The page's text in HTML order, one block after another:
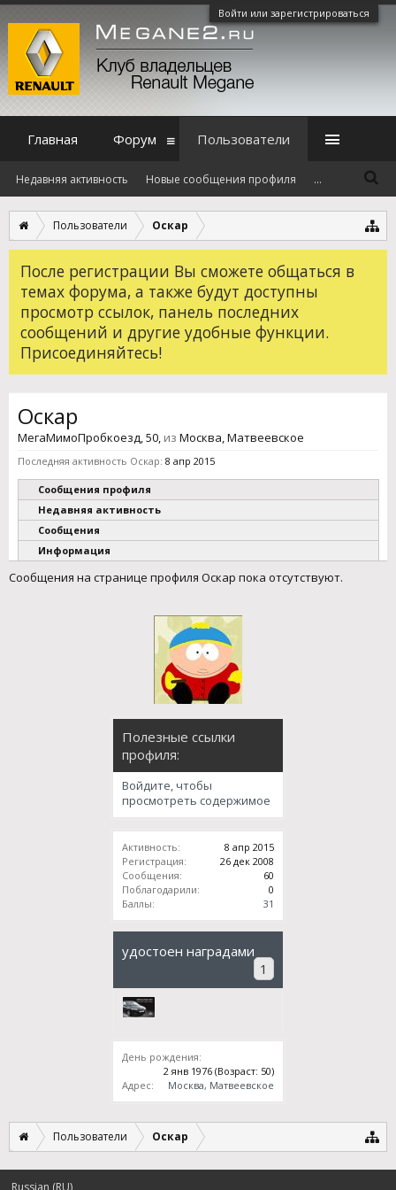
Войти или зарегистрироваться
Пользователи Оскар
После регистрации Вы сможете общаться в
темах форума, а также будут доступны
просмотр ссылок, панель последних
сообщений и другие удобные функции.
Присоединяйтесь!
Полезные ссылки
профиля:
Войдите, чтобы
просмотреть содержимое
Активность:
8 апр 2015
Регистрация:
26 дек 2008
Сообщения:
60
Поблагодарили:
0
Баллы:
31
удостоен наградами
1
День рождения:
2 янв 1976 (Возраст: 50)
Адрес:
Москва, Матвеевское
Оскар
МегаМимоПробкоезд, 50, из Москва, Матвеевское
Последняя активность Оскар: 8 апр 2015
Сообщения профиля
Недавняя активность
Сообщения
Информация
Сообщения на странице профиля Оскар пока отсутствуют.
Пользователи Оскар
Главная Форум Пользователи
Недавняя активность Новые сообщения профиля ...
Russian (RU)